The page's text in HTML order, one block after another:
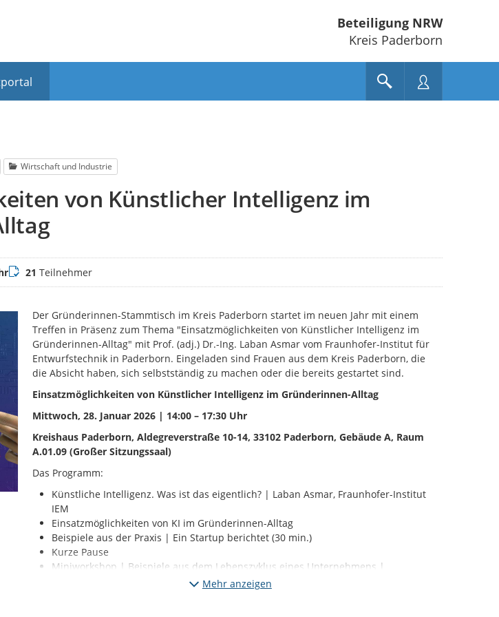
Beteiligung NRW
Kreis Paderborn
Wirtschaft und Industrie
von Künstlicher Intelligenz im
Teilnehmer
21 Teilnehmer
Der Gründerinnen-Stammtisch im Kreis Paderborn startet im neuen Jahr mit einem
Treffen in Präsenz zum Thema "Einsatzmöglichkeiten von Künstlicher Intelligenz im
Gründerinnen-Alltag" mit Prof. (adj.) Dr.-Ing. Laban Asmar vom Fraunhofer-Institut für
Entwurfstechnik in Paderborn. Eingeladen sind Frauen aus dem Kreis Paderborn, die
die Absicht haben, sich selbstständig zu machen oder die bereits gestartet sind.
Einsatzmöglichkeiten von Künstlicher Intelligenz im Gründerinnen-Alltag
Mittwoch, 28. Januar 2026 | 14:00 – 17:30 Uhr
Kreishaus Paderborn, Aldegreverstraße 10-14, 33102 Paderborn, Gebäude A, Raum
A.01.09 (Großer Sitzungssaal)
Das Programm:
Künstliche Intelligenz. Was ist das eigentlich? | Laban Asmar, Fraunhofer-Institut
IEM
Einsatzmöglichkeiten von KI im Gründerinnen-Alltag
Beispiele aus der Praxis | Ein Startup berichtet (30 min.)
Kurze Pause
Miniworkshop | Beispiele aus dem Lebenszyklus eines Unternehmens |
Mehr anzeigen